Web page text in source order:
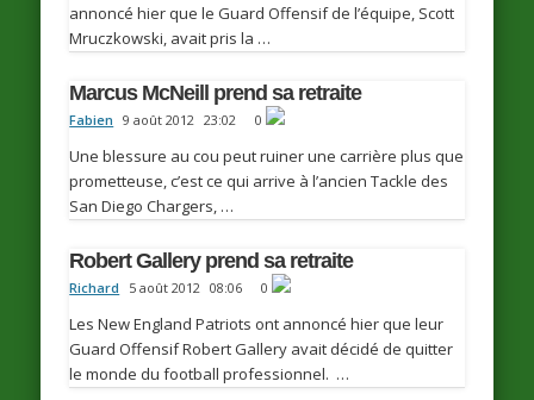
annoncé hier que le Guard Offensif de l’équipe, Scott
Mruczkowski, avait pris la …
Marcus McNeill prend sa retraite
Fabien 9 août 2012 23:02 0
Une blessure au cou peut ruiner une carrière plus que
prometteuse, c’est ce qui arrive à l’ancien Tackle des
San Diego Chargers, …
Robert Gallery prend sa retraite
Richard 5 août 2012 08:06 0
Les New England Patriots ont annoncé hier que leur
Guard Offensif Robert Gallery avait décidé de quitter
le monde du football professionnel. …